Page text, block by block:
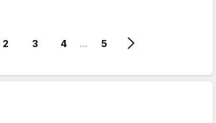
2 3 4 … 5